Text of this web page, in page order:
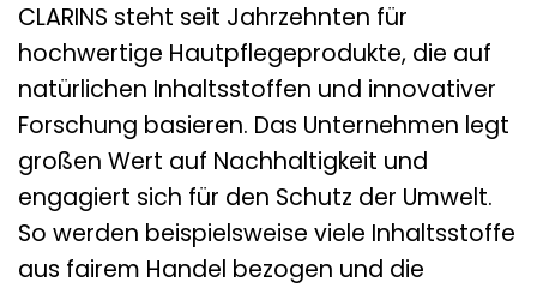
CLARINS steht seit Jahrzehnten für
hochwertige Hautpflegeprodukte, die auf
natürlichen Inhaltsstoffen und innovativer
Forschung basieren. Das Unternehmen legt
großen Wert auf Nachhaltigkeit und
engagiert sich für den Schutz der Umwelt.
So werden beispielsweise viele Inhaltsstoffe
aus fairem Handel bezogen und die